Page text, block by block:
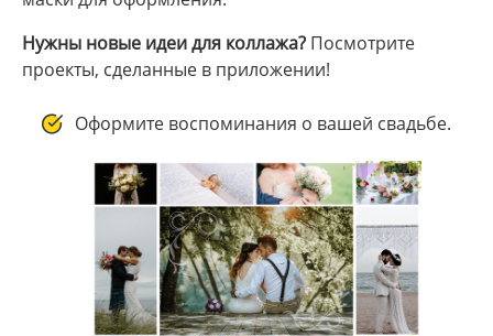
Нужны новые идеи для коллажа? Посмотрите
проекты, сделанные в приложении!
Оформите воспоминания о вашей свадьбе.